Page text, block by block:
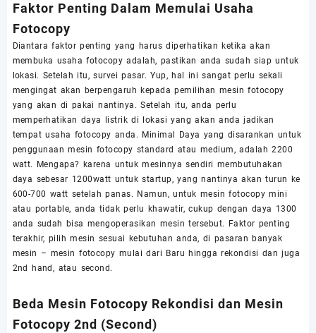
Faktor Penting Dalam Memulai Usaha
Fotocopy
Diantara faktor penting yang harus diperhatikan ketika akan
membuka usaha fotocopy adalah, pastikan anda sudah siap untuk
lokasi. Setelah itu, survei pasar. Yup, hal ini sangat perlu sekali
mengingat akan berpengaruh kepada pemilihan mesin fotocopy
yang akan di pakai nantinya. Setelah itu, anda perlu
memperhatikan daya listrik di lokasi yang akan anda jadikan
tempat usaha fotocopy anda. Minimal Daya yang disarankan untuk
penggunaan mesin fotocopy standard atau medium, adalah 2200
watt. Mengapa? karena untuk mesinnya sendiri membutuhakan
daya sebesar 1200watt untuk startup, yang nantinya akan turun ke
600-700 watt setelah panas. Namun, untuk mesin fotocopy mini
atau portable, anda tidak perlu khawatir, cukup dengan daya 1300
anda sudah bisa mengoperasikan mesin tersebut. Faktor penting
terakhir, pilih mesin sesuai kebutuhan anda, di pasaran banyak
mesin – mesin fotocopy mulai dari Baru hingga rekondisi dan juga
2nd hand, atau second.
Beda Mesin Fotocopy Rekondisi dan Mesin
Fotocopy 2nd (Second)